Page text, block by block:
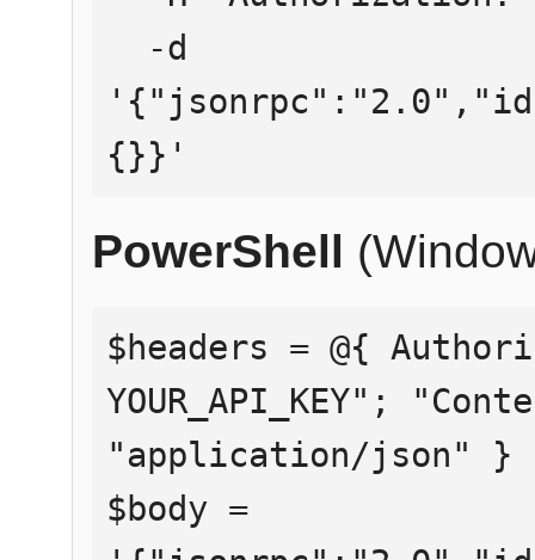
{}}'
PowerShell
$headers = @{
YOUR_API_KEY";
"application/json" }
$body =